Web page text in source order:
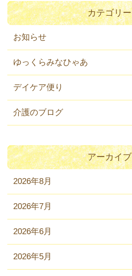
カテゴリー
お知らせ
ゆっくらみなひゃあ
デイケア便り
介護のブログ
アーカイブ
2026年8月
2026年7月
2026年6月
2026年5月